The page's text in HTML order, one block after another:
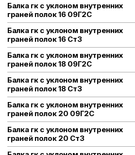
Балка гк с уклоном внутренних
граней полок 16 09Г2С
Балка гк с уклоном внутренних
граней полок 16 Ст3
Балка гк с уклоном внутренних
граней полок 18 09Г2С
Балка гк с уклоном внутренних
граней полок 18 Ст3
Балка гк с уклоном внутренних
граней полок 20 09Г2С
Балка гк с уклоном внутренних
граней полок 20 Ст3